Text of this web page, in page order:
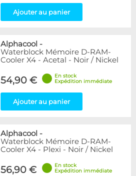
Ajouter au panier
Alphacool -
Waterblock Mémoire D-RAM-
Cooler X4 - Acetal - Noir / Nickel
54,90 €
En stock
Expédition immédiate
Ajouter au panier
Alphacool -
Waterblock Mémoire D-RAM-
Cooler X4 - Plexi - Noir / Nickel
56,90 €
En stock
Expédition immédiate